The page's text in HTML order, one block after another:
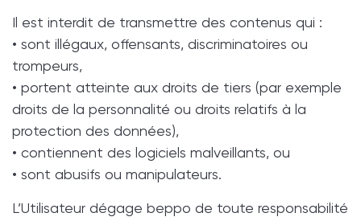
Il est interdit de transmettre des contenus qui :
• sont illégaux, offensants, discriminatoires ou
trompeurs,
• portent atteinte aux droits de tiers (par exemple
droits de la personnalité ou droits relatifs à la
protection des données),
• contiennent des logiciels malveillants, ou
• sont abusifs ou manipulateurs.
L’Utilisateur dégage beppo de toute responsabilité